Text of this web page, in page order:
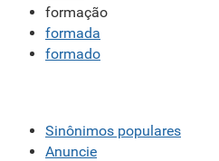
formação
formada
formado
Sinônimos populares
Anuncie